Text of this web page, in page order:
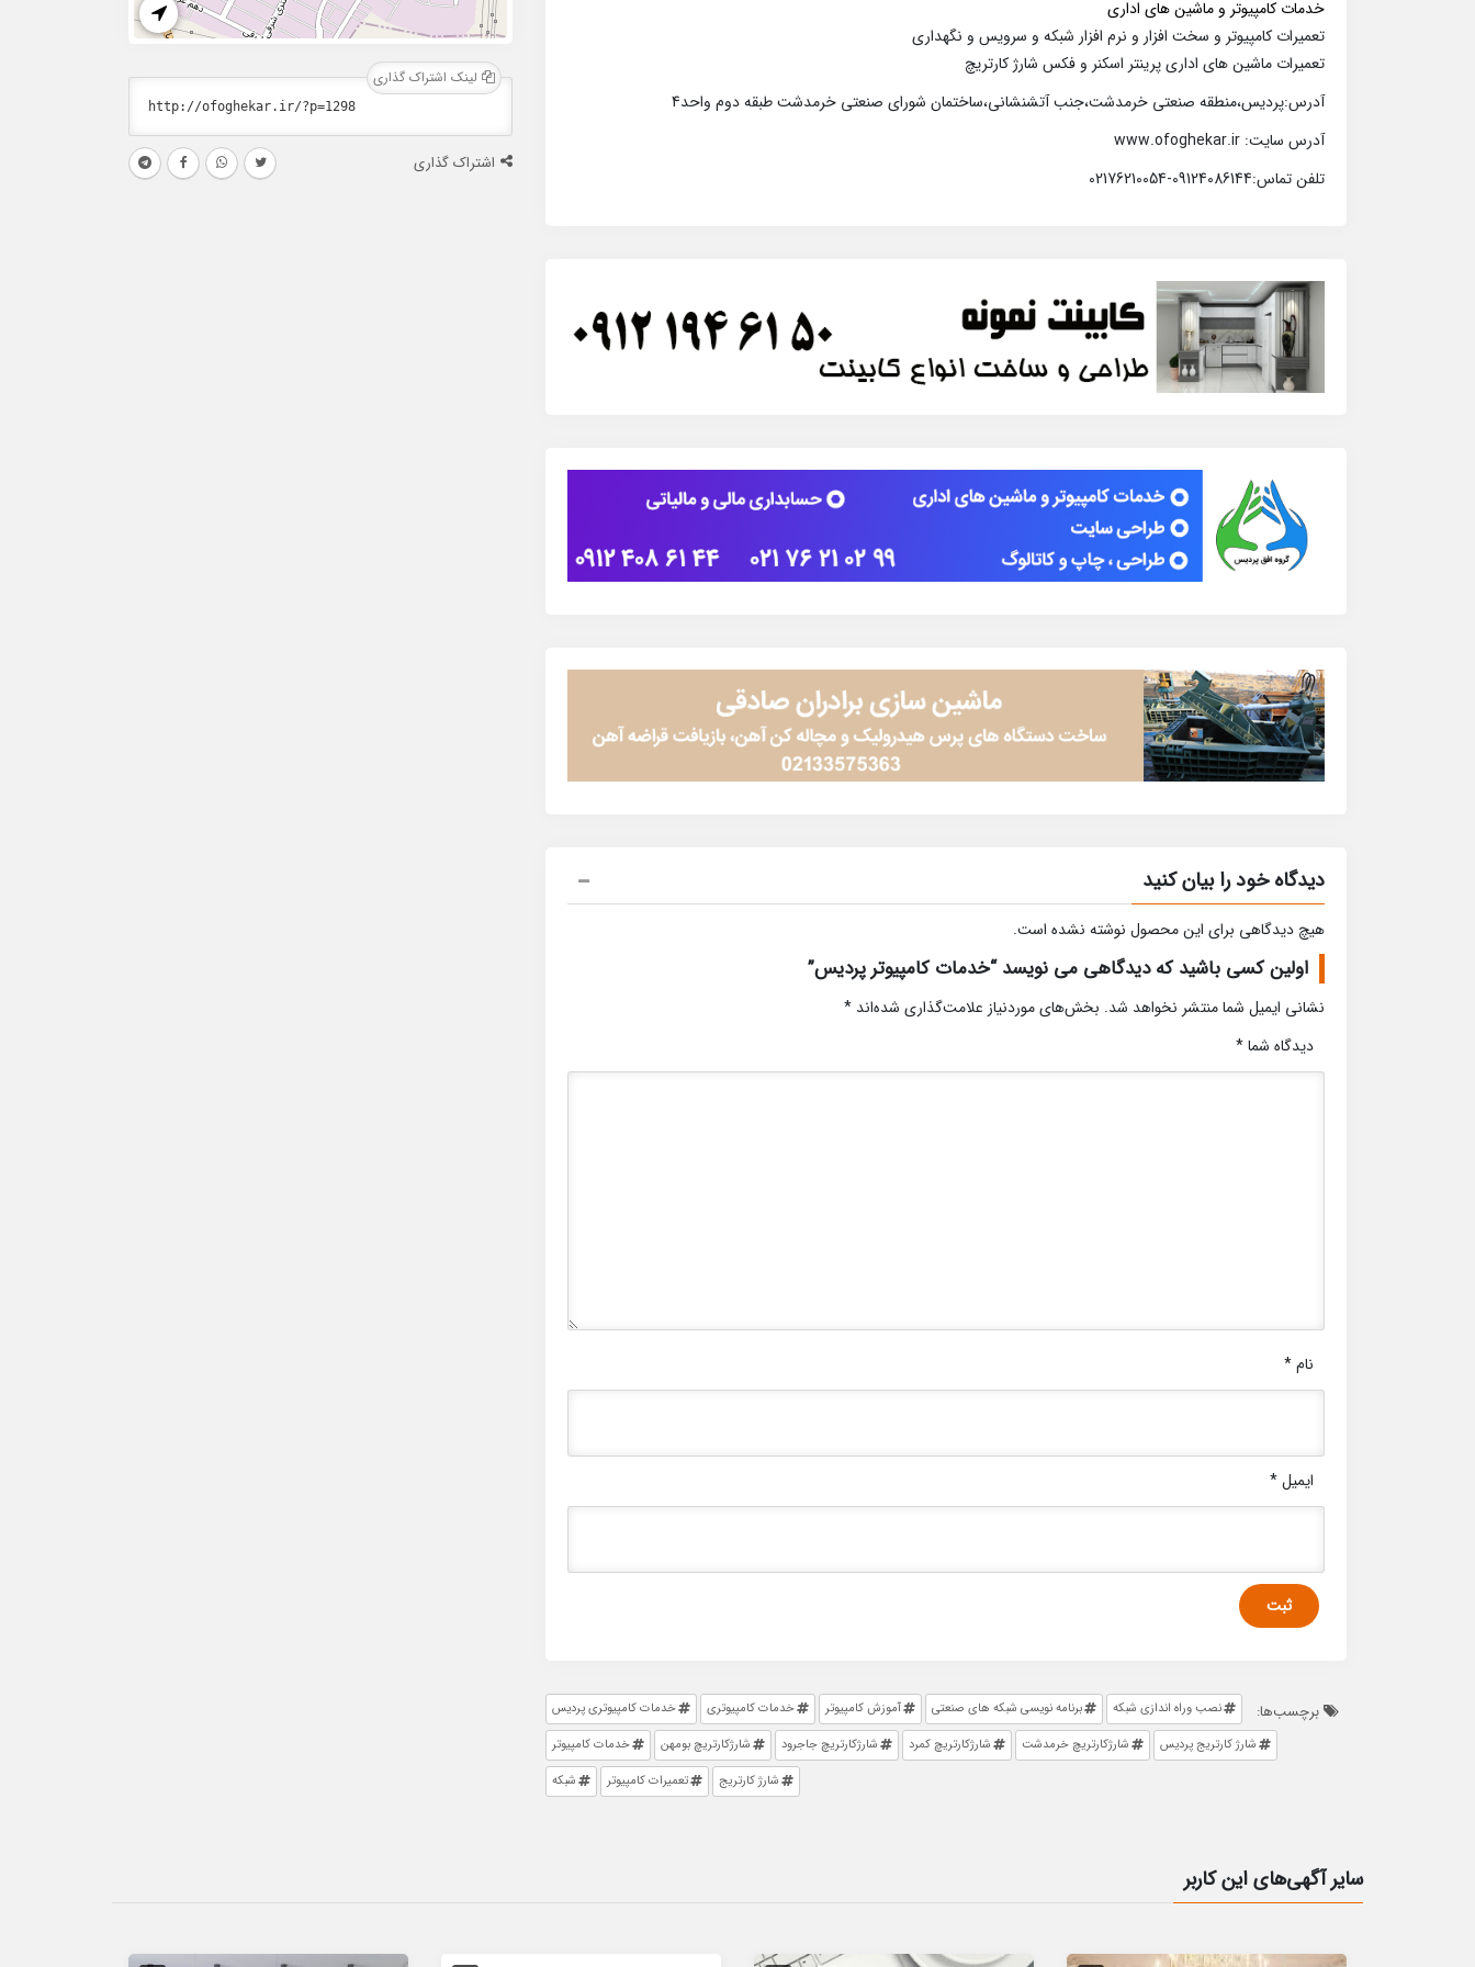
خدمات کامپیوتر و ماشین های اداری
تعمیرات کامپیوتر و سخت افزار و نرم افزار شبکه و سرویس و نگهداری
تعمیرات ماشین های اداری پرینتر اسکنر و فکس شارژ کارتریچ
آدرس:پردیس،منطقه صنعتی خرمدشت،جنب آتشنشانی،ساختمان شورای صنعتی خرمدشت طبقه دوم واحد4
آدرس سایت: www.ofoghekar.ir
تلفن تماس:09124086144-02176210054
دیدگاه خود را بیان کنید
هیچ دیدگاهی برای این محصول نوشته نشده است.
اولین کسی باشید که دیدگاهی می نویسد “خدمات کامپیوتر پردیس”
نشانی ایمیل شما منتشر نخواهد شد. بخش‌های موردنیاز علامت‌گذاری شده‌اند *
دیدگاه شما*
نام*
ایمیل*
برچسب‌ها: نصب وراه اندازی شبکه برنامه نویسی شبکه های صنعتی آموزش کامپیوتر خدمات کامپیوتری
خدمات کامپیوتری پردیس
شارژ کارتریج پردیس
شارژکارتریچ خرمدشت شارژکارتریچ کمرد شارژکارتریچ جاجرود شارژکارتریچ بومهن
خدمات کامپیوتر
شارژ کارتریج
تعمیرات کامپیوتر شبکه
لینک اشتراک گذاری
اشتراک گذاری
سایر آگهی‌های این کاربر